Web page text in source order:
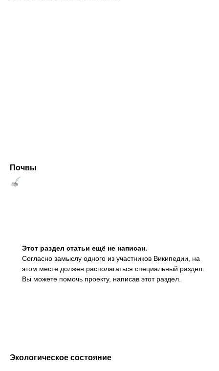
Почвы
Этот раздел статьи ещё не написан.
Согласно замыслу одного из участников Википедии, на
этом месте должен располагаться специальный раздел.
Вы можете помочь проекту, написав этот раздел.
Экологическое состояние